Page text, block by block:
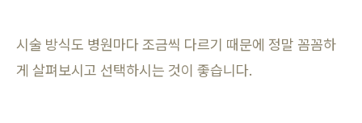
시술 방식도 병원마다 조금씩 다르기 때문에 정말 꼼꼼하
게 살펴보시고 선택하시는 것이 좋습니다.